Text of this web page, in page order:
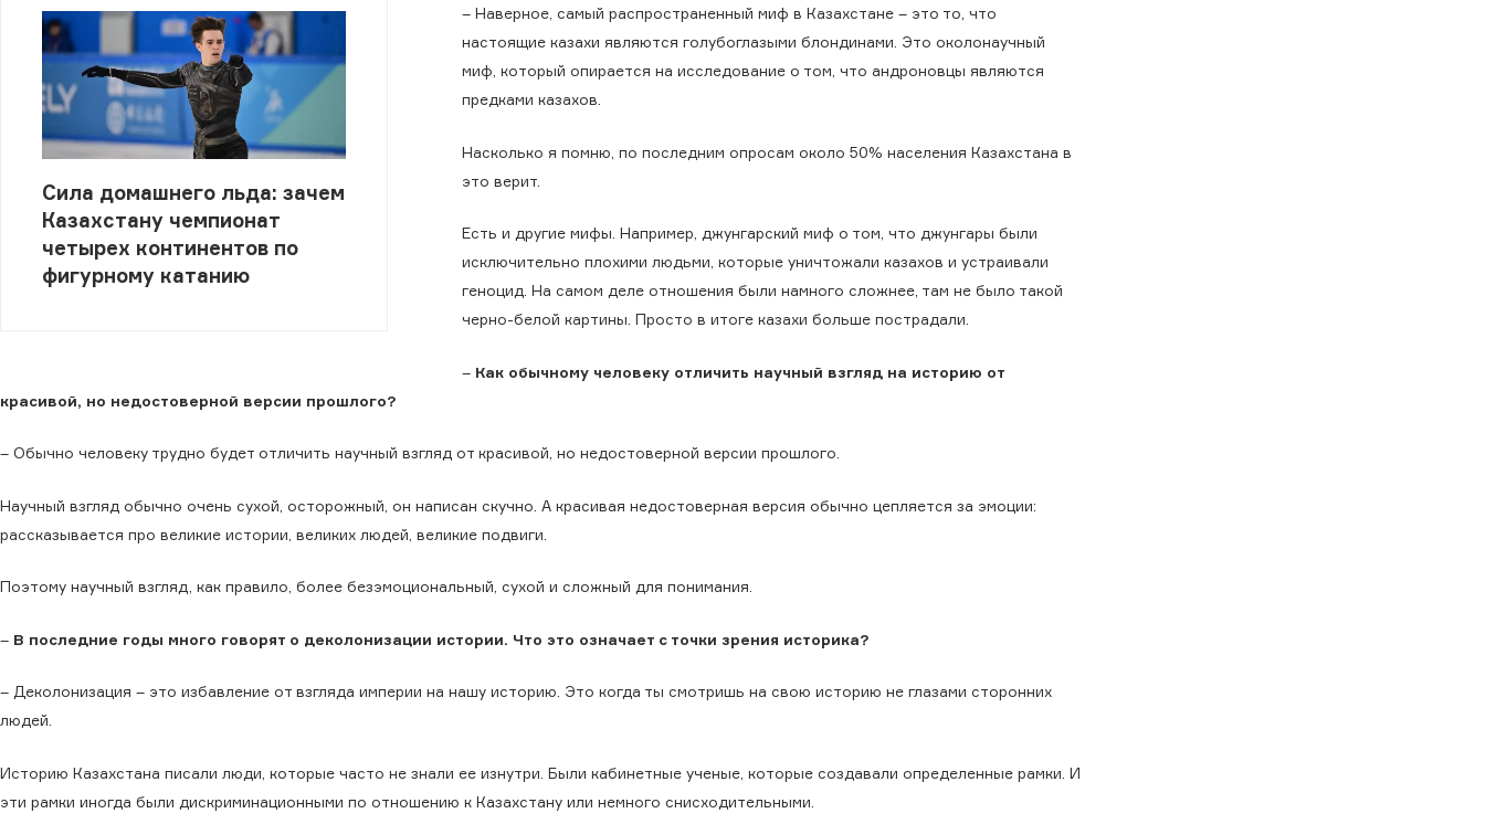
Сила домашнего льда: зачем
Казахстану чемпионат
четырех континентов по
фигурному катанию
– Наверное, самый распространенный миф в Казахстане – это то, что
настоящие казахи являются голубоглазыми блондинами. Это околонаучный
миф, который опирается на исследование о том, что андроновцы являются
предками казахов.
Насколько я помню, по последним опросам около 50% населения Казахстана в
это верит.
Есть и другие мифы. Например, джунгарский миф о том, что джунгары были
исключительно плохими людьми, которые уничтожали казахов и устраивали
геноцид. На самом деле отношения были намного сложнее, там не было такой
черно-белой картины. Просто в итоге казахи больше пострадали.
– Как обычному человеку отличить научный взгляд на историю от
красивой, но недостоверной версии прошлого?
– Обычно человеку трудно будет отличить научный взгляд от красивой, но недостоверной версии прошлого.
Научный взгляд обычно очень сухой, осторожный, он написан скучно. А красивая недостоверная версия обычно цепляется за эмоции:
рассказывается про великие истории, великих людей, великие подвиги.
Поэтому научный взгляд, как правило, более безэмоциональный, сухой и сложный для понимания.
– В последние годы много говорят о деколонизации истории. Что это означает с точки зрения историка?
– Деколонизация – это избавление от взгляда империи на нашу историю. Это когда ты смотришь на свою историю не глазами сторонних
людей.
Историю Казахстана писали люди, которые часто не знали ее изнутри. Были кабинетные ученые, которые создавали определенные рамки. И
эти рамки иногда были дискриминационными по отношению к Казахстану или немного снисходительными.